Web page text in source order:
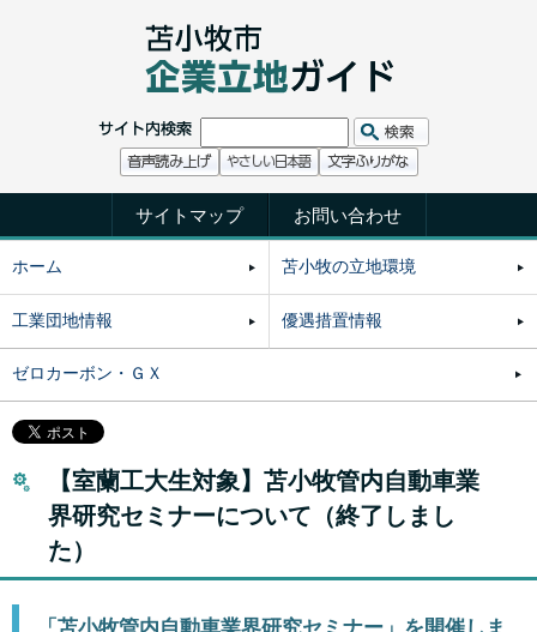
サイトマップ お問い合わせ
ホーム 苫小牧の立地環境
工業団地情報 優遇措置情報
ゼロカーボン・ＧＸ
【室蘭工大生対象】苫小牧管内自動車業
界研究セミナーについて（終了しまし
た）
「苫小牧管内自動車業界研究セミナー」を開催しま